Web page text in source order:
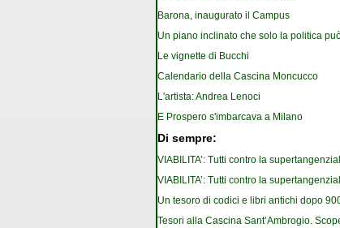
Barona, inaugurato il Campus
Un piano inclinato che solo la politica
Le vignette di Bucchi
Calendario della Cascina Moncucco
L'artista: Andrea Lenoci
E Prospero s'imbarcava a Milano
Di sempre:
VIABILITA’: Tutti contro la
VIABILITA’: Tutti contro la
Un tesoro di codici e libri antichi dopo
Tesori alla Cascina Sant’Ambrogio.